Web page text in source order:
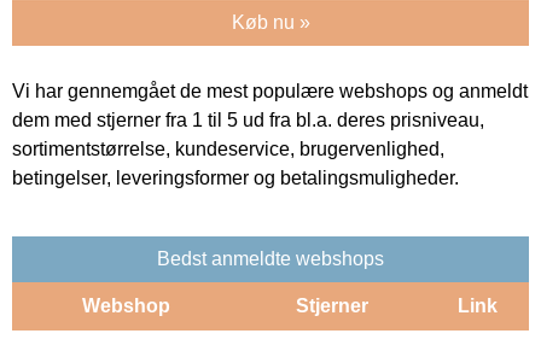
Køb nu »
Vi har gennemgået de mest populære webshops og anmeldt
dem med stjerner fra 1 til 5 ud fra bl.a. deres prisniveau,
sortimentstørrelse, kundeservice, brugervenlighed,
betingelser, leveringsformer og betalingsmuligheder.
Bedst anmeldte webshops
Webshop Stjerner Link